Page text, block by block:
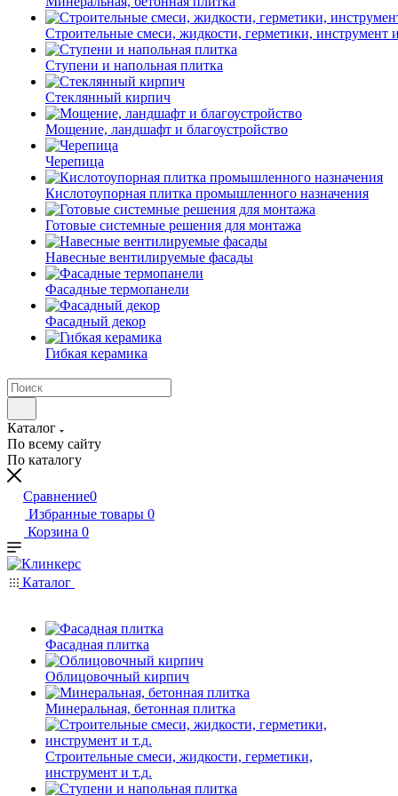
Строительные смеси, жидкости, герметики, инструмент
Ступени и напольная плитка
Cтеклянный кирпич
Мощение, ландшафт и благоустройство
Черепица
Кислотоупорная плитка промышленного назначения
Готовые системные решения для монтажа
Навесные вентилируемые фасады
Фасадные термопанели
Фасадный декор
Гибкая керамика
Каталог
По всему сайту
По каталогу
Сравнение0
Избранные товары 0
Корзина 0
Каталог
Фасадная плитка
Облицовочный кирпич
Минеральная, бетонная плитка
Строительные смеси, жидкости, герметики,
инструмент и т.д.